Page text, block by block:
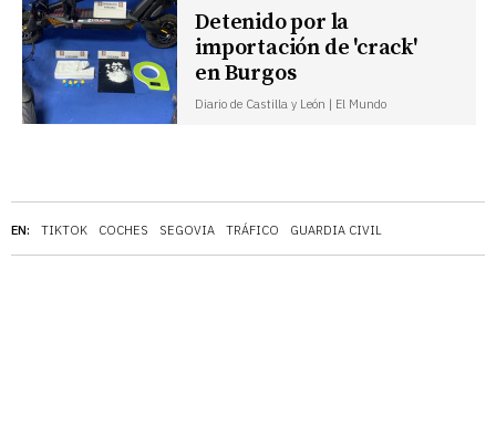
EN: TIKTOK COCHES SEGOVIA TRÁFICO GUARDIA CIVIL
Detenido por la
importación de 'crack'
en Burgos
Diario de Castilla y León | El Mundo